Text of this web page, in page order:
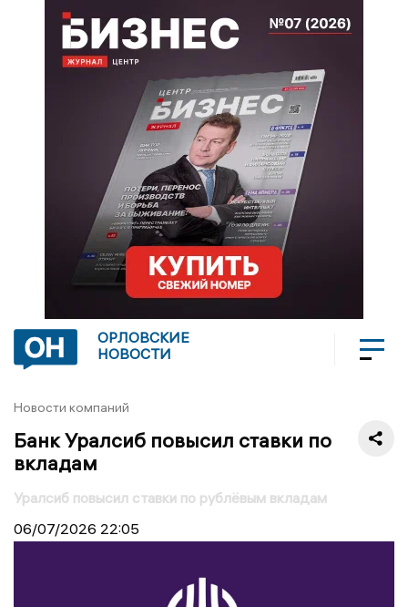
ОРЛОВСКИЕ
НОВОСТИ
Новости компаний
Банк Уралсиб повысил ставки по
вкладам
Уралсиб повысил ставки по рублёвым вкладам
06/07/2026 22:05